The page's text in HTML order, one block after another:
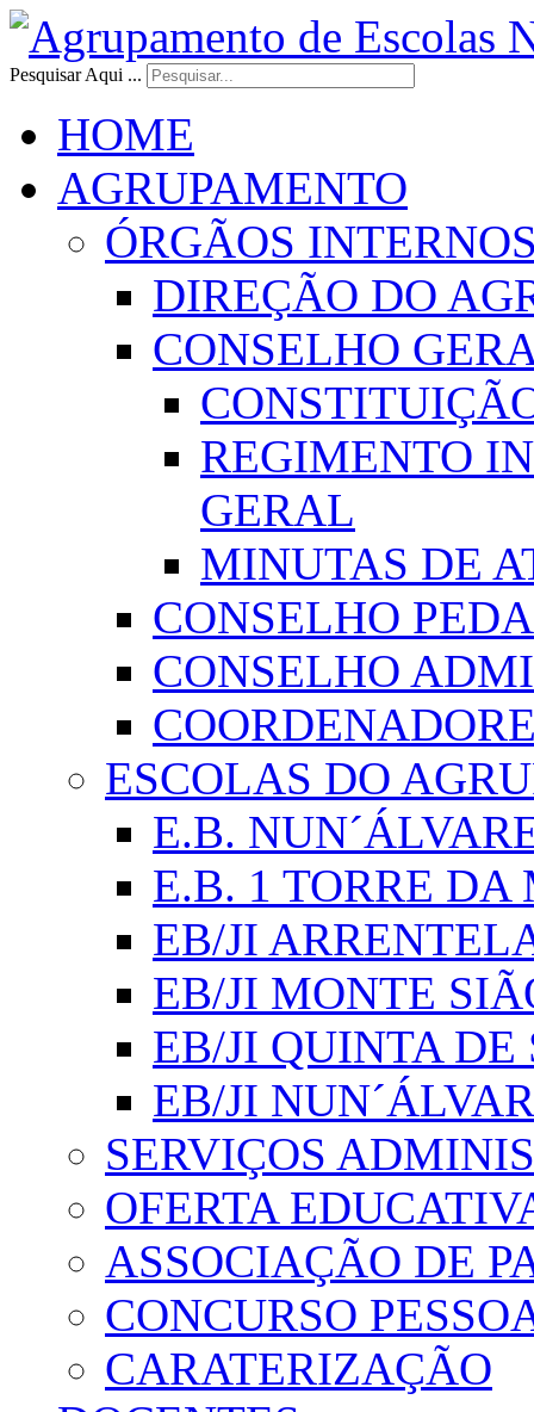
Pesquisar Aqui ...
HOME
AGRUPAMENTO
ÓRGÃOS
DIREÇÃO DO
CONSELHO
REGIMENTO
GERAL
MINUTAS DE
CONSELHO
CONSELHO
ESCOLAS DO
E.B.
E.B. 1 TORRE
EB/JI
EB/JI MONTE
EB/JI QUINTA DE
EB/JI
SERVIÇOS
OFERTA
ASSOCIAÇÃO DE
CONCURSO
CARATERIZAÇÃO